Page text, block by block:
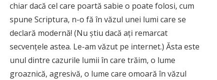
chiar dacă cel care poartă sabie o poate folosi, cum
spune Scriptura, n-o fă în văzul unei lumi care se
declară modernă! (Nu ştiu dacă aţi remarcat
secvenţele astea. Le-am văzut pe internet.) Ăsta este
unul dintre cazurile lumii în care trăim, o lume
groaznică, agresivă, o lume care omoară în văzul